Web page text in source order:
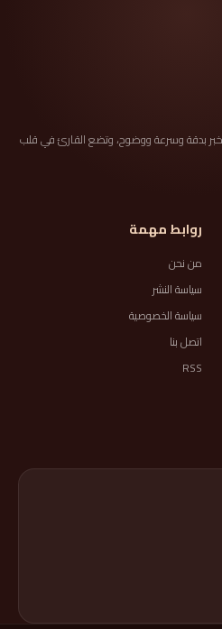
بدقة وسرعة ووضوح، وتضع القارئ في قلب
روابط مهمة
من نحن
سياسة النشر
سياسة الخصوصية
اتصل بنا
RSS